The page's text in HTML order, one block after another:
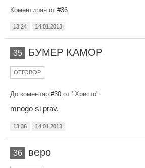
Коментиран от #36
13:24 14.01.2013
35 БУМЕР КАМОР
ОТГОВОР
До коментар #30 от "Христо":
mnogo si prav.
13:36 14.01.2013
36 веро